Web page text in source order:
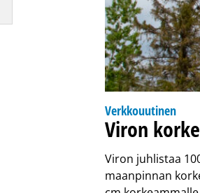
Verkkouutinen
Viron
Viron juhlistaa
maanpinnan